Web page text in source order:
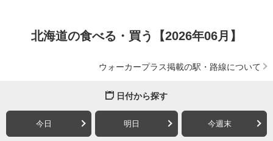
北海道の食べる・買う【2026年06月】
ウォーカープラス掲載の駅・路線について
日付から探す
今日 明日 今週末